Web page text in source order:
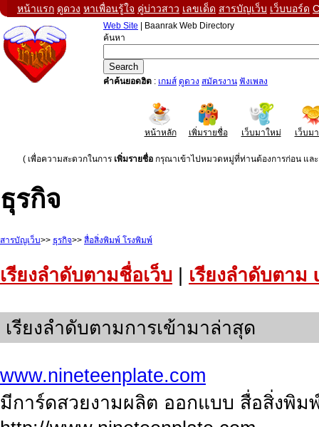
หน้าแรก ดูดวง หาเพื่อนรู้ใจ คู่บ่าวสาว เลขเด็ด สารบัญเว็บ เว็บบอร์ด
Web Site | Baanrak Web Directory
ค้นหา
คำค้นยอดฮิต : เกมส์ ดูดวง สมัครงาน ฟังเพลง
หน้าหลัก เพิ่มรายชื่อ เว็บมาใหม่ เว็บม
( เพื่อความสะดวกในการ เพิ่มรายชื่อ กรุณาเข้าไปหมวดหมู่ที่ท่านต้องการก่อน แล
ธุรกิจ
สารบัญเว็บ>> ธุรกิจ>> สื่อสิ่งพิมพ์ โรงพิมพ์
เรียงลำดับตามชื่อเว็บ เรียงลำดับตาม
เรียงลำดับตามการเข้ามาล่าสุด
www.nineteenplate.com
มีการ์ดสวยงามผลิต ออกแบบ สื่อสิ่งพิ